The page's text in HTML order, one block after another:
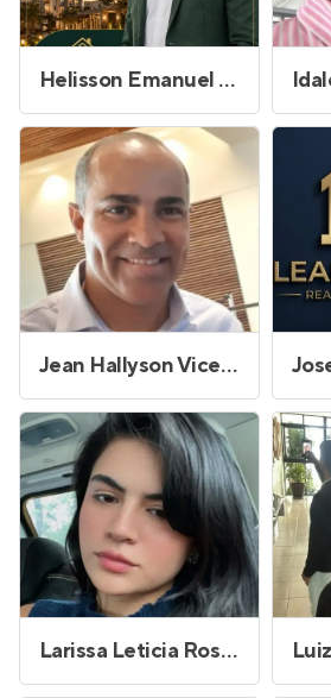
Helisson Emanuel Vieira Bernardo
Jean Hallyson Vicente Ferreira
Larissa Leticia Rosendo de Oliveira